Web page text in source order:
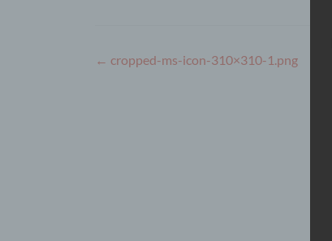
Beitragsnavigation
← cropped-ms-icon-310×310-1.png